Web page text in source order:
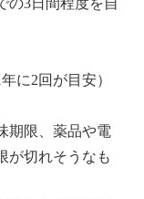
の3日間程度を自
に2回が目安）
期限、薬品や電
が切れそうなも